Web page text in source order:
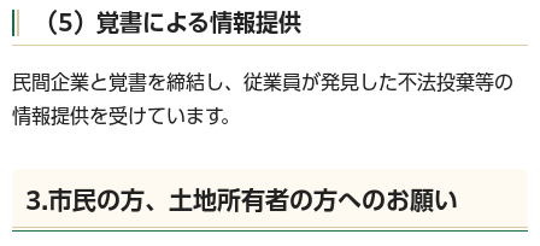
（5）覚書による情報提供
民間企業と覚書を締結し、従業員が発見した不法投棄等の
情報提供を受けています。
3.市民の方、土地所有者の方へのお願い